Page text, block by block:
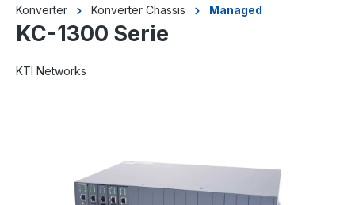
Konverter Konverter Chassis Managed
KC-1300 Serie
KTI Networks